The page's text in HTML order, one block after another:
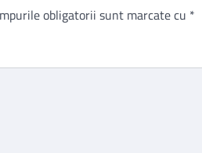
obligatorii sunt marcate cu *